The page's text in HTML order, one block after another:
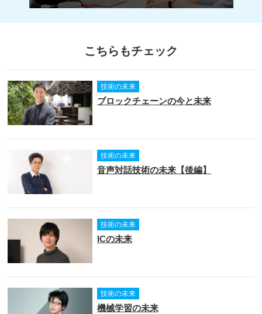
こちらもチェック
技術の未来
ブロックチェーンの今と未来
技術の未来
音声対話技術の未来【後編】
技術の未来
ICの未来
技術の未来
機械学習の未来